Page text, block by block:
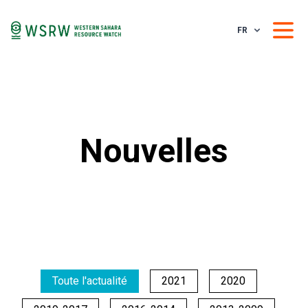
FR
Nouvelles
Toute l'actualité 2021 2020